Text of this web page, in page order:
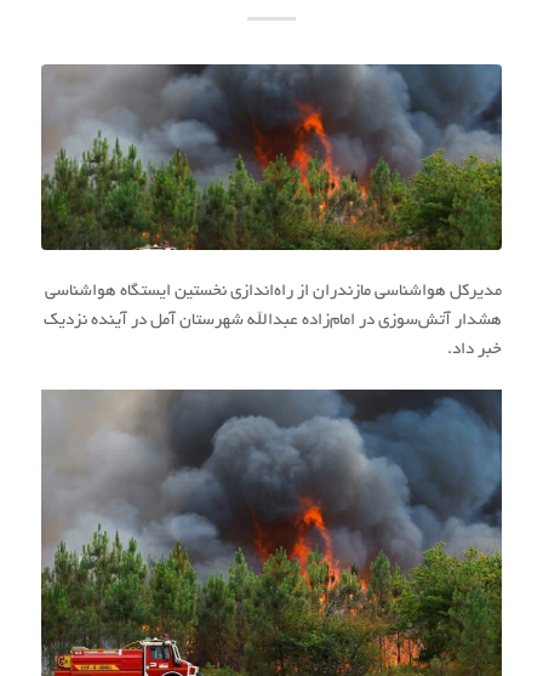
مدیرکل هواشناسی مازندران از راه‌اندازی نخستین ایستگاه هواشناسی
هشدار آتش‌سوزی در امام‌زاده عبدالله شهرستان آمل در آینده نزدیک
خبر داد.